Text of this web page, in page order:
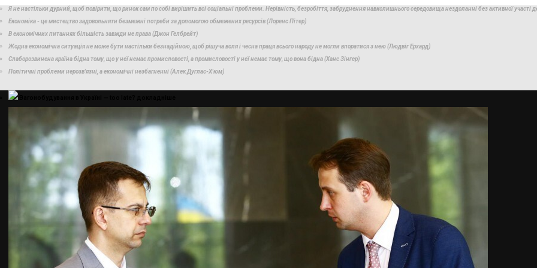
Я не настільки дурний, щоб повірити, що ринок сам по собі вирішить всі соціальні проблеми. Нерівність, безробіття, забруднення навколишнього середовища нездоланні без активної участі
Економіка - це мистецтво задовольняти безмежні потреби за допомогою обмежених ресурсів (Лоренс Пітер)
В економічних питаннях більшість завжди не права (Джон Гелбрейт)
Жодна економічна ситуація не може бути настільки безнадійною, щоб рішуча воля і чесна праця всього народу не могли впоратися з нею (Людвіг Ерхард)
Слаборозвинена країна бідна тому, що у неї немає промисловості, а промисловості у неї немає тому, що вона бідна (Ханс Зінгер)
Політичні проблеми нерозв'язні, а економічні незбагненні (Алек Дуглас-Х'юм)